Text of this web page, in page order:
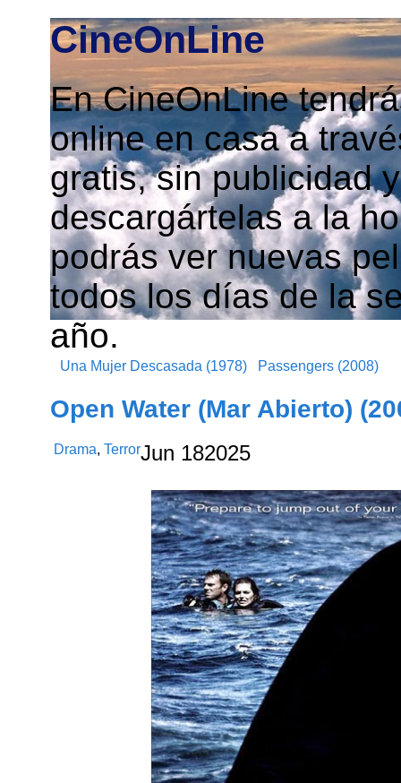
CineOnLine
En CineOnLine
online en casa a
gratis, sin publicidad
descargártelas a la
podrás ver nuevas
todos los días de la
año.
Una Mujer Descasada (1978) Passengers (2008)
Open Water (Mar Abierto)
Drama,TerrorJun 182025